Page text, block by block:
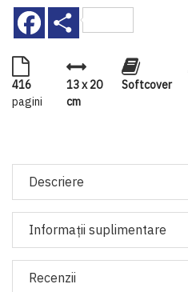
Facebook
416
pagini
13 x 20
cm
Softcover
Descriere
Informaţii suplimentare
Recenzii